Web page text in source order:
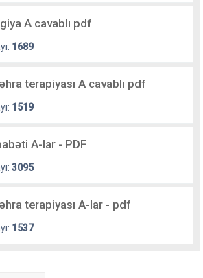
A cavablı pdf
1689
terapiyası A cavablı pdf
1519
A-lar - PDF
3095
terapiyası A-lar - pdf
1537